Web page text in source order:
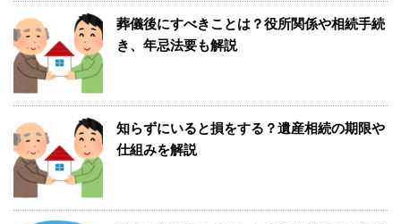
葬儀後にすべきことは？役所関係や相続手続
き、年忌法要も解説
知らずにいると損をする？遺産相続の期限や
仕組みを解説